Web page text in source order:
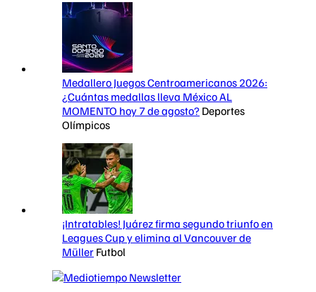
Medallero Juegos Centroamericanos 2026:
¿Cuántas medallas lleva México AL
MOMENTO hoy 7 de agosto? Deportes
Olímpicos
¡Intratables! Juárez firma segundo triunfo en
Leagues Cup y elimina al Vancouver de
Müller Futbol